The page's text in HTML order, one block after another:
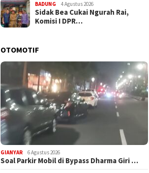
BADUNG 4 Agustus 2026
Sidak Bea Cukai Ngurah Rai,
Komisi I DPR…
OTOMOTIF
GIANYAR 6 Agustus 2026
Soal Parkir Mobil di Bypass Dharma Giri …